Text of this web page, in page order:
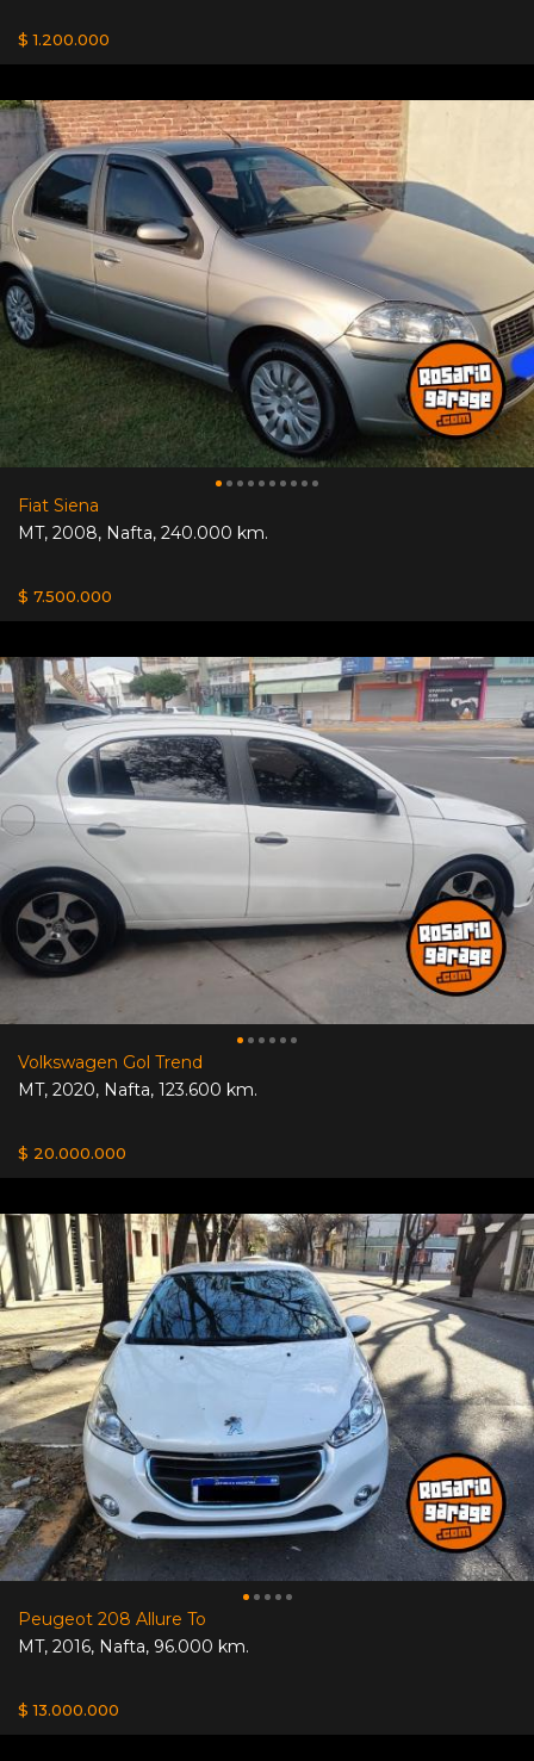
$ 1.200.000
Fiat Siena
MT, 2008, Nafta, 240.000 km.
$ 7.500.000
Volkswagen Gol Trend
MT, 2020, Nafta, 123.600 km.
$ 20.000.000
Peugeot 208 Allure To
MT, 2016, Nafta, 96.000 km.
$ 13.000.000